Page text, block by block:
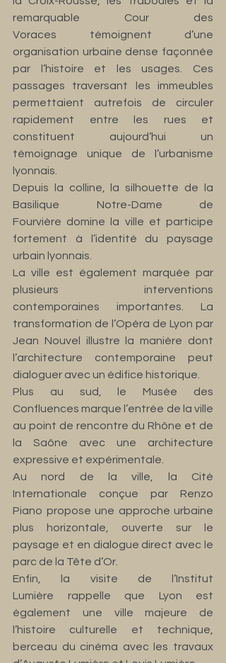
remarquable Cour des
Voraces témoignent d’une
organisation urbaine dense façonnée
par l’histoire et les usages. Ces
passages traversant les immeubles
permettaient autrefois de circuler
rapidement entre les rues et
constituent aujourd’hui un
témoignage unique de l’urbanisme
lyonnais.
Depuis la colline, la silhouette de la
Basilique Notre-Dame de
Fourvière domine la ville et participe
fortement à l’identité du paysage
urbain lyonnais.
La ville est également marquée par
plusieurs interventions
contemporaines importantes. La
transformation de l’Opéra de Lyon par
Jean Nouvel illustre la manière dont
l’architecture contemporaine peut
dialoguer avec un édifice historique.
Plus au sud, le Musée des
Confluences marque l’entrée de la ville
au point de rencontre du Rhône et de
la Saône avec une architecture
expressive et expérimentale.
Au nord de la ville, la Cité
Internationale conçue par Renzo
Piano propose une approche urbaine
plus horizontale, ouverte sur le
paysage et en dialogue direct avec le
parc de la Tête d’Or.
Enfin, la visite de l’Institut
Lumière rappelle que Lyon est
également une ville majeure de
l’histoire culturelle et technique,
berceau du cinéma avec les travaux